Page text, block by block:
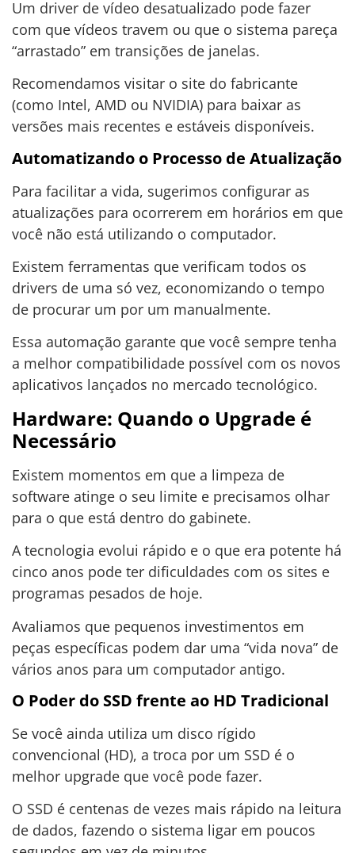
Um driver de vídeo desatualizado pode fazer
com que vídeos travem ou que o sistema pareça
“arrastado” em transições de janelas.
Recomendamos visitar o site do fabricante
(como Intel, AMD ou NVIDIA) para baixar as
versões mais recentes e estáveis disponíveis.
Automatizando o Processo de Atualização
Para facilitar a vida, sugerimos configurar as
atualizações para ocorrerem em horários em que
você não está utilizando o computador.
Existem ferramentas que verificam todos os
drivers de uma só vez, economizando o tempo
de procurar um por um manualmente.
Essa automação garante que você sempre tenha
a melhor compatibilidade possível com os novos
aplicativos lançados no mercado tecnológico.
Hardware: Quando o Upgrade é
Necessário
Existem momentos em que a limpeza de
software atinge o seu limite e precisamos olhar
para o que está dentro do gabinete.
A tecnologia evolui rápido e o que era potente há
cinco anos pode ter dificuldades com os sites e
programas pesados de hoje.
Avaliamos que pequenos investimentos em
peças específicas podem dar uma “vida nova” de
vários anos para um computador antigo.
O Poder do SSD frente ao HD Tradicional
Se você ainda utiliza um disco rígido
convencional (HD), a troca por um SSD é o
melhor upgrade que você pode fazer.
O SSD é centenas de vezes mais rápido na leitura
de dados, fazendo o sistema ligar em poucos